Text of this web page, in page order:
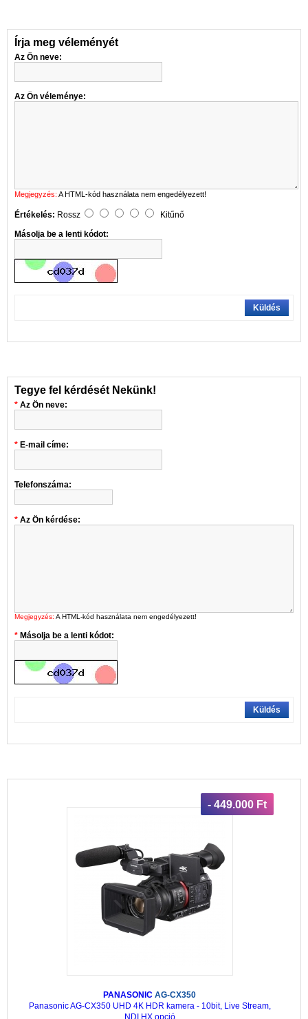
Írja meg véleményét
Az Ön neve:
Az Ön véleménye:
Megjegyzés: A HTML-kód használata nem engedélyezett!
Értékelés: Rossz
Kitűnő
Másolja be a lenti kódot:
Küldés
Tegye fel kérdését Nekünk!
Az Ön neve:
E-mail címe:
Telefonszáma:
Az Ön kérdése:
Megjegyzés: A HTML-kód használata nem engedélyezett!
Másolja be a lenti kódot:
Küldés
- 449.000 Ft
PANASONIC AG-CX350
Panasonic AG-CX350 UHD 4K HDR kamera - 10bit, Live Stream,
NDI HX opció